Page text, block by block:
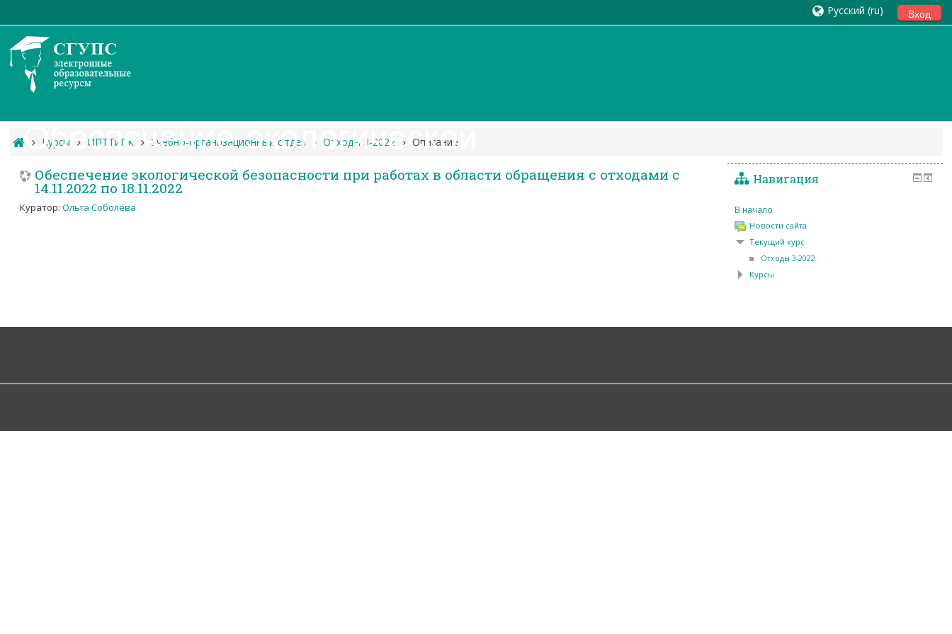
Вход
Русский ‎(ru)‎
Обеспечение экологической безопасности при
Курсы ИПТТиПК Учебно-организационный отдел Отходы 3-2022 Описание
Обеспечение экологической безопасности при работах в области обращения с отходами с
14.11.2022 по 18.11.2022
Куратор:Ольга Соболева
Навигация
В начало
Новости сайта
Текущий курс
Отходы 3-2022
Курсы